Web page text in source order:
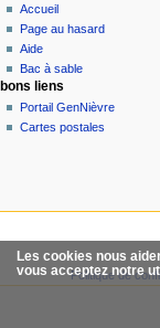
Les cookies nous
vous acceptez notre
Accueil
Page au hasard
Aide
Bac à sable
bons liens
Portail GenNièvre
Cartes postales
Politique de